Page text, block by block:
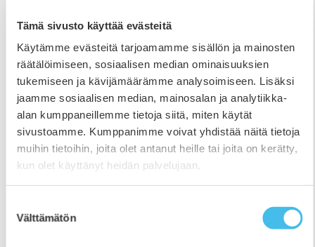
Tämä sivusto käyttää evästeitä
Käytämme evästeitä tarjoamamme sisällön ja mainosten
räätälöimiseen, sosiaalisen median ominaisuuksien
tukemiseen ja kävijämäärämme analysoimiseen. Lisäksi
jaamme sosiaalisen median, mainosalan ja analytiikka-
alan kumppaneillemme tietoja siitä, miten käytät
sivustoamme. Kumppanimme voivat yhdistää näitä tietoja
muihin tietoihin, joita olet antanut heille tai joita on kerätty,
kun olet käyttänyt heidän palvelujaan.
valinta
Välttämätön
Etelä-Pohjanmaan Opistolle 210 000 euroa
14.4.2020